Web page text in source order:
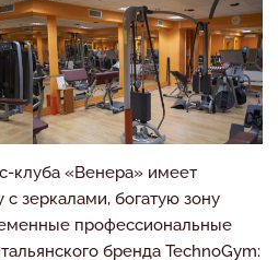
клуба «Венера» имеет
зеркалами, богатую зону
профессиональные
бренда TechnoGym: